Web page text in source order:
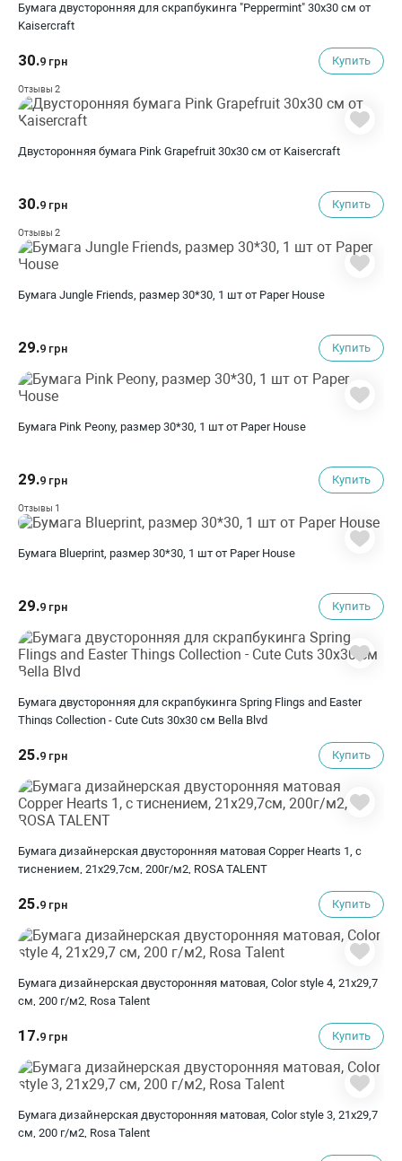
Бумага двусторонняя для скрапбукинга "Peppermint" 30х30 см от
Kaisercraft
30.9 грн Купить
Отзывы 2
Двусторонняя бумага Pink Grapefruit 30х30 см от Kaisercraft
30.9 грн Купить
Отзывы 2
Бумага Jungle Friends, размер 30*30, 1 шт от Paper House
29.9 грн Купить
Бумага Pink Peony, размер 30*30, 1 шт от Paper House
29.9 грн Купить
Отзывы 1
Бумага Blueprint, размер 30*30, 1 шт от Paper House
29.9 грн Купить
Бумага двусторонняя для скрапбукинга Spring Flings and Easter
Things Collection - Cute Cuts 30х30 см Bella Blvd
25.9 грн Купить
Бумага дизайнерская двусторонняя матовая Copper Hearts 1, с
тиснением, 21х29,7см, 200г/м2, ROSA TALENT
25.9 грн Купить
Бумага дизайнерская двусторонняя матовая, Color style 4, 21х29,7
см, 200 г/м2, Rosa Talent
17.9 грн Купить
Бумага дизайнерская двусторонняя матовая, Color style 3, 21х29,7
см, 200 г/м2, Rosa Talent